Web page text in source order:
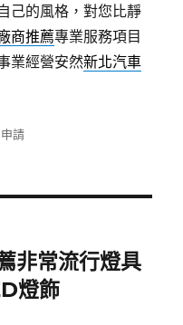
己的風格，對您比靜
商推薦專業服務項目
業經營安然新北汽車
請
非常流行燈具
燈飾